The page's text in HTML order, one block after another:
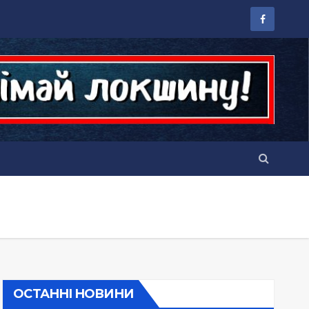
ОСТАННІ НОВИНИ